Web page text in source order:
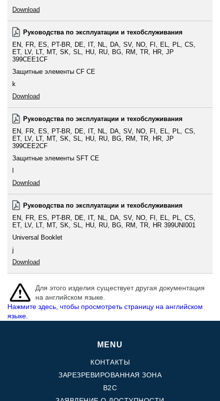
Download
Руководства по эксплуатации и техобслуживания
EN
FR ES PT-BR DE IT NL DA SV NO FI EL PL
CS
ET
LV LT MT SK SL HU RU BG RM TR HR JP
399CEE1CF
Защитные элементы CF CE
k
Download
Руководства по эксплуатации и техобслуживания
EN
FR ES PT-BR DE IT NL DA SV NO FI EL PL
CS
ET
LV LT MT SK SL HU RU BG RM TR HR JP
399CEE2CF
Защитные элементы SFT CE
l
Download
Руководства по эксплуатации и техобслуживания
EN
FR ES PT-BR DE IT NL DA SV NO FI EL PL
CS
ET
LV LT MT SK SL HU RU BG RM TR HR 399UNI001
Universal Booklet
j
Download
Для этого изделия существует другая документация
на английском языке.
Нажмите здесь, чтобы просмотреть страницу на английском
языке.
MENU
КОНТАКТЫ
ЗАРЕЗРЕВИРОВАННАЯ ЗОНА
B2C